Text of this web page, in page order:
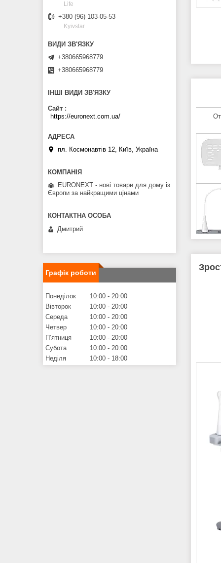
Life
+380 (96) 103-05-53
Kyivstar
+380665968779
+380665968779
ІНШІ ВИДИ ЗВ'ЯЗКУ
Сайт
https://euronext.com.ua/
пл. Космонавтів 12, Київ, Україна
EURONEXT - нові товари для дому із
Європи за найкращими цінами
Дмитрий
Графік роботи
Понеділок 10:00
20:00
Вівторок
10:00
20:00
Середа
10:00
20:00
Четвер
10:00
20:00
Пʼятниця
10:00
20:00
Субота
10:00
20:00
Неділя
10:00 18:00